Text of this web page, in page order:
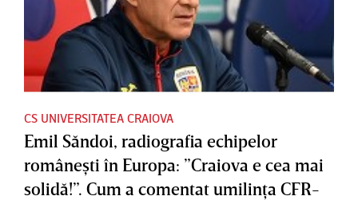
CS UNIVERSITATEA CRAIOVA
Emil Săndoi, radiografia echipelor
româneşti în Europa: ”Craiova e cea mai
solidă!”. Cum a comentat umilinţa CFR-